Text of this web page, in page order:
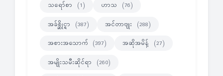
သရော်စာ (1) ဟာသ (76)
အခ်စ္ဆိုင္ရာ (387) အင်တာဗျုး (288)
အစားအသောက် (397) အဆိုအမိန့် (27)
အမျိုးသမီးဆိုင်ရာ (260)